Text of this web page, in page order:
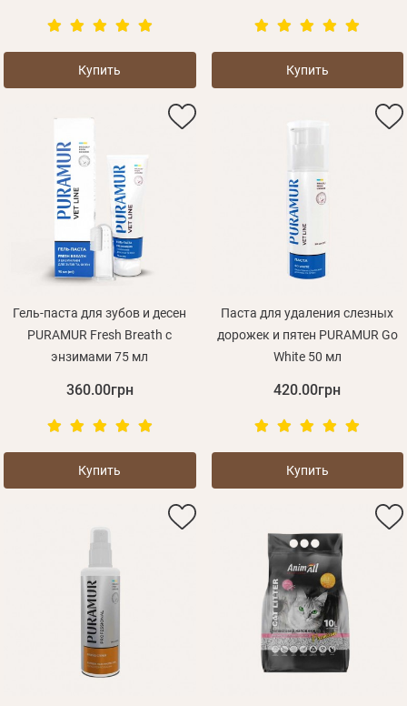
Купить Купить
Гель-паста для зубов и десен
PURAMUR Fresh Breath с
энзимами 75 мл
360.00грн
Купить
Паста для удаления слезных
дорожек и пятен PURAMUR Go
White 50 мл
420.00грн
Купить